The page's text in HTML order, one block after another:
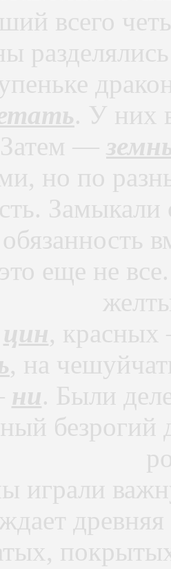
всего
. У них
—
но по
еще не все.
цин,
, на
ни. Были
безрогий